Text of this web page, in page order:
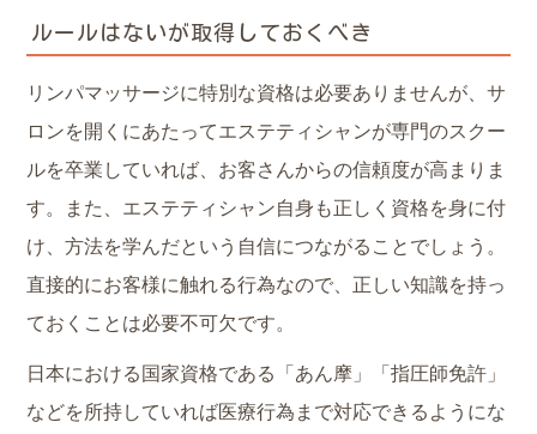
ルールはないが取得しておくべき
リンパマッサージに特別な資格は必要ありませんが、サ
ロンを開くにあたってエステティシャンが専門のスクー
ルを卒業していれば、お客さんからの信頼度が高まりま
す。また、エステティシャン自身も正しく資格を身に付
け、方法を学んだという自信につながることでしょう。
直接的にお客様に触れる行為なので、正しい知識を持っ
ておくことは必要不可欠です。
日本における国家資格である「あん摩」「指圧師免許」
などを所持していれば医療行為まで対応できるようにな